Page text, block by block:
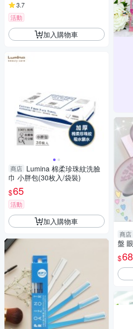
3.7
活動
加入購物車
商店 Lumina 棉柔珍珠紋洗臉
巾 小胖包(30枚入/袋裝)
$65
活動
加入購物車
商店
盤
蠶
$68